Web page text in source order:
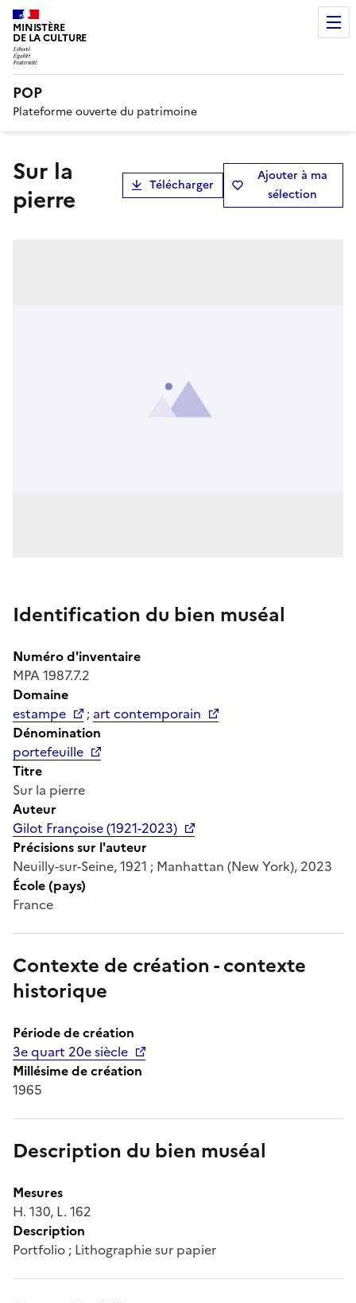
MINISTÈRE
DE LA CULTURE
POP
Plateforme ouverte du patrimoine
Sur la
pierre
Télécharger
Ajouter à ma
sélection
Identification du bien muséal
Numéro d'inventaire
MPA 1987.7.2
Domaine
estampe
; art contemporain
Dénomination
portefeuille
Titre
Sur la pierre
Auteur
Gilot Françoise (1921-2023)
Précisions sur l'auteur
Neuilly-sur-Seine, 1921 ; Manhattan (New York), 2023
École (pays)
France
Contexte de création - contexte
historique
Période de création
3e quart 20e siècle
Millésime de création
1965
Description du bien muséal
Mesures
H. 130, L. 162
Description
Portfolio ; Lithographie sur papier